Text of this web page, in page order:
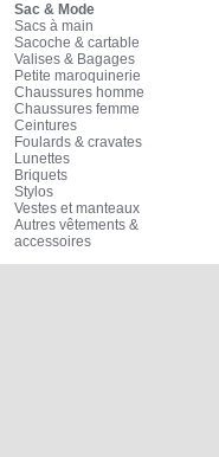
Sac & Mode
Sacs à main
Sacoche & cartable
Valises & Bagages
Petite maroquinerie
Chaussures homme
Chaussures femme
Ceintures
Foulards & cravates
Lunettes
Briquets
Stylos
Vestes et manteaux
Autres vêtements &
accessoires